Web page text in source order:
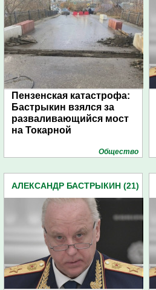
Пензенская катастрофа:
Бастрыкин взялся за
разваливающийся мост
на Токарной
Общество
АЛЕКСАНДР БАСТРЫКИН (21)